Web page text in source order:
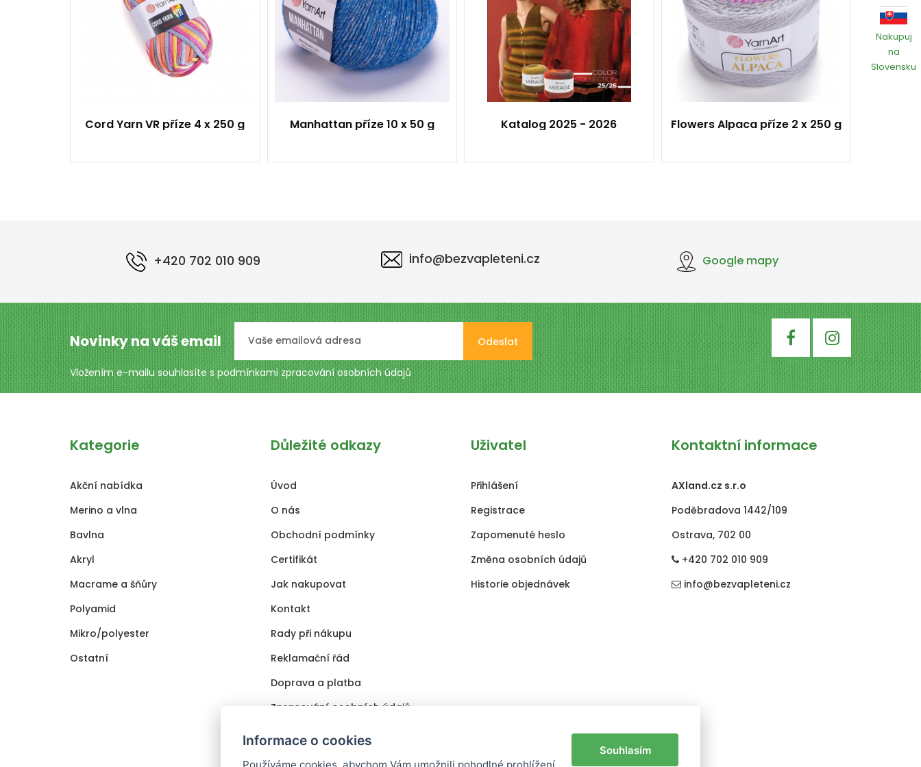
Nakupuj
na
Slovensku
250
73
4
Cord Yarn VR příze 4 x 250 g
Fantasy
50
200
10
Manhattan příze 10 x 50 g Katalog 2025 - 2026
250
940
2
Flowers Alpaca příze 2 x 250 g
+420 702 010 909 info@bezvapleteni.cz Google mapy
Novinky na váš email Odeslat
Vložením e-mailu souhlasíte s podmínkamizpracování osobních údajů
Kategorie
Akční nabídka
Merino a vlna
Bavlna
Akryl
Macrame a šňůry
Polyamid
Mikro/polyester
Ostatní
Důležité odkazy
Úvod
O nás
Obchodní podmínky
Certifikát
Jak nakupovat
Kontakt
Rady při nákupu
Reklamační řád
Doprava a platba
Zpracování osobních údajů
Uživatel
Přihlášení
Registrace
Zapomenuté heslo
Změna osobních údajů
Historie objednávek
Kontaktní informace
AXland.cz s.r.o
Poděbradova 1442/109
Ostrava, 702 00
+420 702 010 909
info@bezvapleteni.cz
Informace o cookies
Souhlasím